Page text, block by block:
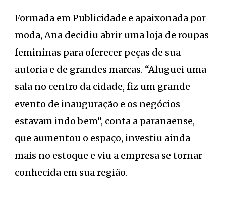
Formada em Publicidade e apaixonada por
moda, Ana decidiu abrir uma loja de roupas
femininas para oferecer peças de sua
autoria e de grandes marcas. “Aluguei uma
sala no centro da cidade, fiz um grande
evento de inauguração e os negócios
estavam indo bem”, conta a paranaense,
que aumentou o espaço, investiu ainda
mais no estoque e viu a empresa se tornar
conhecida em sua região.